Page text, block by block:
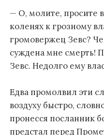
— О, молите, просите
коленях к грозному
громовержец Зевс?
суждена мне смерть!
Зевс. Недолго ему
Едва промолвил эти
воздуху быстро,
пронесся посланник
предстал перед